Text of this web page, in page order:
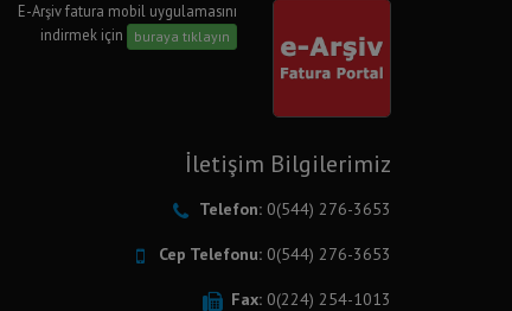
E-Arşiv fatura mobil uygulamasını
indirmek için
buraya tıklayın
İletişim Bilgilerimiz
Telefon: 0(544) 276-3653
Cep Telefonu: 0(544) 276-3653
Fax: 0(224) 254-1013